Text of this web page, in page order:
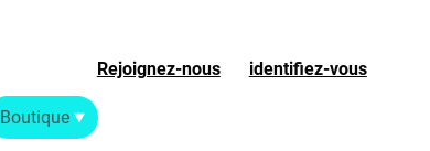
Rejoignez-nousou identifiez-vous
Boutique